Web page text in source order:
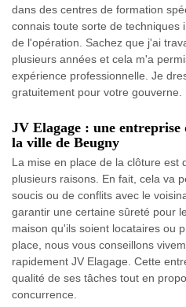
dans des centres de formation
connais toute sorte de techniques
de l'opération. Sachez que j'ai
plusieurs années et cela m'a
expérience professionnelle. Je
gratuitement pour votre gouverne.
JV Elagage : une entreprise
la ville de Beugny
La mise en place de la clôture est
plusieurs raisons. En fait, cela va
soucis ou de conflits avec le
garantir une certaine sûreté pour
maison qu'ils soient locataires ou
place, nous vous conseillons
rapidement JV Elagage. Cette
qualité de ses tâches tout en
concurrence.